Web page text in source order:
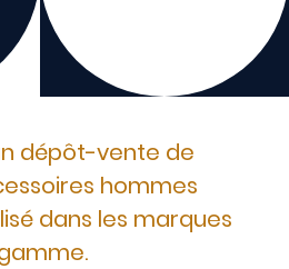
dépôt-vente de
hommes
dans les marques